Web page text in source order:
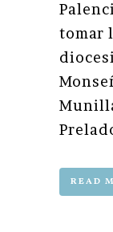
tomar
READ